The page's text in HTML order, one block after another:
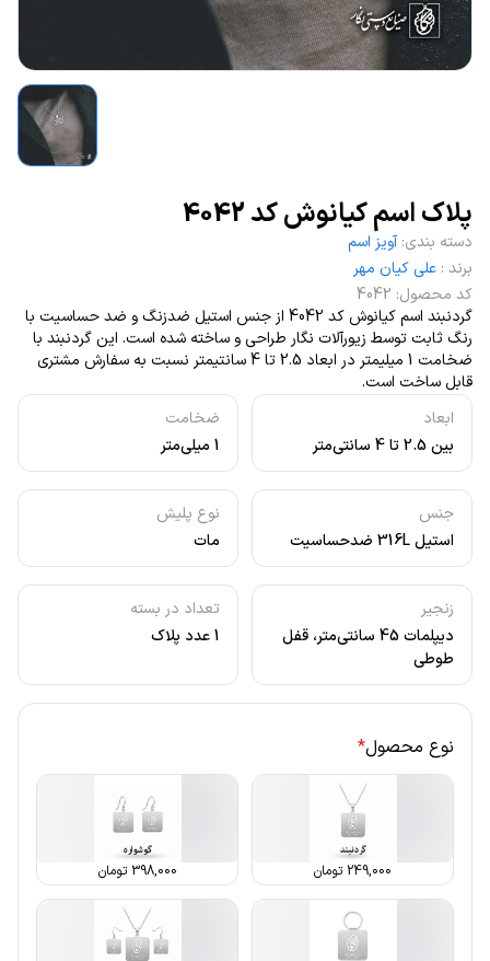
پلاک اسم کیانوش کد 4042
ابعاد
بین 2.5 تا 4 سانتی‌متر
ضخامت
1 میلی‌متر
جنس
استیل 316L ضدحساسیت
نوع پلیش
مات
زنجیر
دیپلمات 45 سانتی‌متر، قفل
طوطی
تعداد در بسته
1 عدد پلاک
دسته بندی: آویز اسم
برند : علی کیان مهر
کد محصول:
4042
گردنبند اسم کیانوش کد 4042 از جنس استیل ضدزنگ و ضد حساسیت با
رنگ ثابت توسط زیورآلات نگار طراحی و ساخته شده است. این گردنبند با
ضخامت 1 میلیمتر در ابعاد 2.5 تا 4 سانتیمتر نسبت به سفارش مشتری
قابل ساخت است.
نوع محصول*
249,000 تومان 398,000 تومان